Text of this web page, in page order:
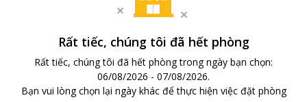
Rất tiếc, chúng tôi đã hết phòng
Rất tiếc, chúng tôi đã hết phòng trong ngày bạn chọn:
06/08/2026 - 07/08/2026.
Bạn vui lòng chọn lại ngày khác để thực hiện việc đặt phòng